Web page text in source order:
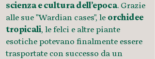
scienza e cultura dell’epoca. Grazie
alle sue "Wardian cases", le orchidee
tropicali, le felci e altre piante
esotiche potevano finalmente essere
trasportate con successo da un